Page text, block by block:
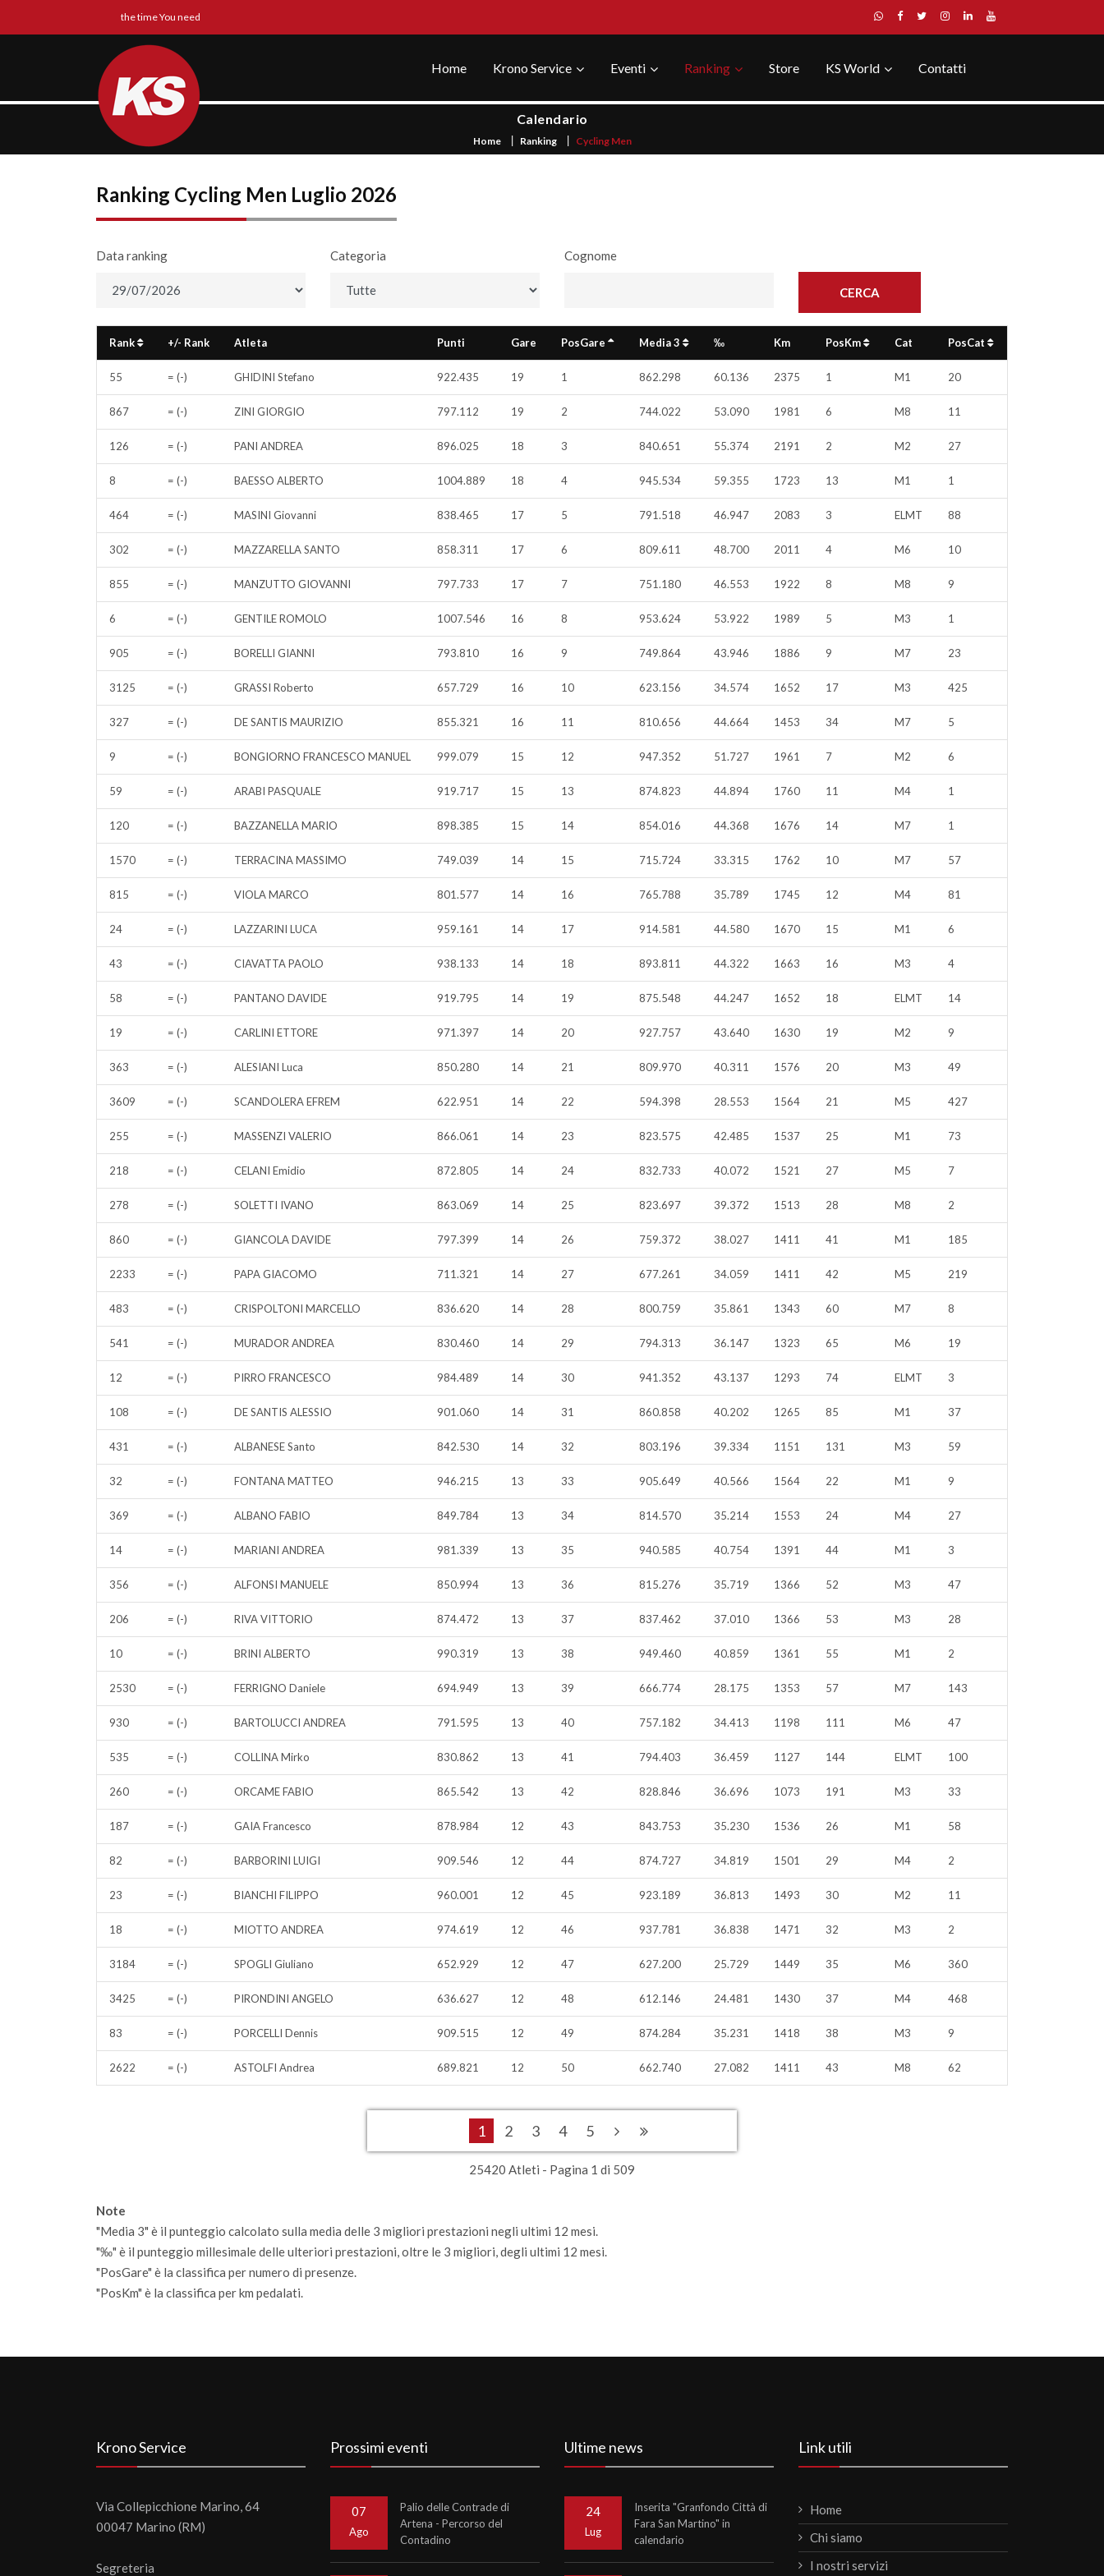
the time You need
Home Krono Service Eventi Ranking Store KS World Contatti
Calendario
Home Ranking Cycling Men
Ranking Cycling Men Luglio 2026
Data ranking Categoria Cognome
Rank +/- Rank Atleta Punti Gare PosGare Media 3 ‰ Km PosKm Cat PosCat
55 = (-) GHIDINI Stefano 922.435 19 1 862.298 60.136 2375 1 M1 20
867 = (-) ZINI GIORGIO 797.112 19 2 744.022 53.090 1981 6 M8 11
126 = (-) PANI ANDREA 896.025 18 3 840.651 55.374 2191 2 M2 27
8 = (-) BAESSO ALBERTO 1004.889 18 4 945.534 59.355 1723 13 M1 1
464 = (-) MASINI Giovanni 838.465 17 5 791.518 46.947 2083 3 ELMT 88
302 = (-) MAZZARELLA SANTO 858.311 17 6 809.611 48.700 2011 4 M6 10
855 = (-) MANZUTTO GIOVANNI 797.733 17 7 751.180 46.553 1922 8 M8 9
6 = (-) GENTILE ROMOLO 1007.546 16 8 953.624 53.922 1989 5 M3 1
905 = (-) BORELLI GIANNI 793.810 16 9 749.864 43.946 1886 9 M7 23
3125 = (-) GRASSI Roberto 657.729 16 10 623.156 34.574 1652 17 M3 425
327 = (-) DE SANTIS MAURIZIO 855.321 16 11 810.656 44.664 1453 34 M7 5
9 = (-) BONGIORNO FRANCESCO MANUEL 999.079 15 12 947.352 51.727 1961 7 M2 6
59 = (-) ARABI PASQUALE 919.717 15 13 874.823 44.894 1760 11 M4 1
120 = (-) BAZZANELLA MARIO 898.385 15 14 854.016 44.368 1676 14 M7 1
1570 = (-) TERRACINA MASSIMO 749.039 14 15 715.724 33.315 1762 10 M7 57
815 = (-) VIOLA MARCO 801.577 14 16 765.788 35.789 1745 12 M4 81
24 = (-) LAZZARINI LUCA 959.161 14 17 914.581 44.580 1670 15 M1 6
43 = (-) CIAVATTA PAOLO 938.133 14 18 893.811 44.322 1663 16 M3 4
58 = (-) PANTANO DAVIDE 919.795 14 19 875.548 44.247 1652 18 ELMT 14
19 = (-) CARLINI ETTORE 971.397 14 20 927.757 43.640 1630 19 M2 9
363 = (-) ALESIANI Luca 850.280 14 21 809.970 40.311 1576 20 M3 49
3609 = (-) SCANDOLERA EFREM 622.951 14 22 594.398 28.553 1564 21 M5 427
255 = (-) MASSENZI VALERIO 866.061 14 23 823.575 42.485 1537 25 M1 73
218 = (-) CELANI Emidio 872.805 14 24 832.733 40.072 1521 27 M5 7
278 = (-) SOLETTI IVANO 863.069 14 25 823.697 39.372 1513 28 M8 2
860 = (-) GIANCOLA DAVIDE 797.399 14 26 759.372 38.027 1411 41 M1 185
2233 = (-) PAPA GIACOMO 711.321 14 27 677.261 34.059 1411 42 M5 219
483 = (-) CRISPOLTONI MARCELLO 836.620 14 28 800.759 35.861 1343 60 M7 8
541 = (-) MURADOR ANDREA 830.460 14 29 794.313 36.147 1323 65 M6 19
12 = (-) PIRRO FRANCESCO 984.489 14 30 941.352 43.137 1293 74 ELMT 3
108 = (-) DE SANTIS ALESSIO 901.060 14 31 860.858 40.202 1265 85 M1 37
431 = (-) ALBANESE Santo 842.530 14 32 803.196 39.334 1151 131 M3 59
32 = (-) FONTANA MATTEO 946.215 13 33 905.649 40.566 1564 22 M1 9
369 = (-) ALBANO FABIO 849.784 13 34 814.570 35.214 1553 24 M4 27
14 = (-) MARIANI ANDREA 981.339 13 35 940.585 40.754 1391 44 M1 3
356 = (-) ALFONSI MANUELE 850.994 13 36 815.276 35.719 1366 52 M3 47
206 = (-) RIVA VITTORIO 874.472 13 37 837.462 37.010 1366 53 M3 28
10 = (-) BRINI ALBERTO 990.319 13 38 949.460 40.859 1361 55 M1 2
2530 = (-) FERRIGNO Daniele 694.949 13 39 666.774 28.175 1353 57 M7 143
930 = (-) BARTOLUCCI ANDREA 791.595 13 40 757.182 34.413 1198 111 M6 47
535 = (-) COLLINA Mirko 830.862 13 41 794.403 36.459 1127 144 ELMT 100
260 = (-) ORCAME FABIO 865.542 13 42 828.846 36.696 1073 191 M3 33
187 = (-) GAIA Francesco 878.984 12 43 843.753 35.230 1536 26 M1 58
82 = (-) BARBORINI LUIGI 909.546 12 44 874.727 34.819 1501 29 M4 2
23 = (-) BIANCHI FILIPPO 960.001 12 45 923.189 36.813 1493 30 M2 11
18 = (-) MIOTTO ANDREA 974.619 12 46 937.781 36.838 1471 32 M3 2
3184 = (-) SPOGLI Giuliano 652.929 12 47 627.200 25.729 1449 35 M6 360
3425 = (-) PIRONDINI ANGELO 636.627 12 48 612.146 24.481 1430 37 M4 468
83 = (-) PORCELLI Dennis 909.515 12 49 874.284 35.231 1418 38 M3 9
2622 = (-) ASTOLFI Andrea 689.821 12 50 662.740 27.082 1411 43 M8 62
1 2 3 4 5
25420 Atleti - Pagina 1 di 509
Note
"Media 3" è il punteggio calcolato sulla media delle 3 migliori prestazioni negli ultimi 12 mesi.
"‰" è il punteggio millesimale delle ulteriori prestazioni, oltre le 3 migliori, degli ultimi 12 mesi.
"PosGare" è la classifica per numero di presenze.
"PosKm" è la classifica per km pedalati.
Krono Service
Via Collepicchione Marino, 64
00047 Marino (RM)
Segreteria
Prossimi eventi
07
Ago
Palio delle Contrade di
Artena - Percorso del
Contadino
Ultime news
24
Lug
Inserita "Granfondo Città di
Fara San Martino" in
calendario
Link utili
Home
Chi siamo
I nostri servizi